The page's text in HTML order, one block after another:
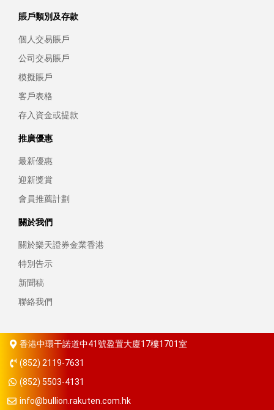
賬戶類別及存款
個人交易賬戶
公司交易賬戶
模擬賬戶
客戶表格
存入資金或提款
推廣優惠
最新優惠
迎新獎賞
會員推薦計劃
關於我們
關於樂天證券金業香港
特別告示
新聞稿
聯絡我們
香港中環干諾道中41號盈置大廈17樓1701室
(852) 2119-7631
(852) 5503-4131
info@bullion.rakuten.com.hk